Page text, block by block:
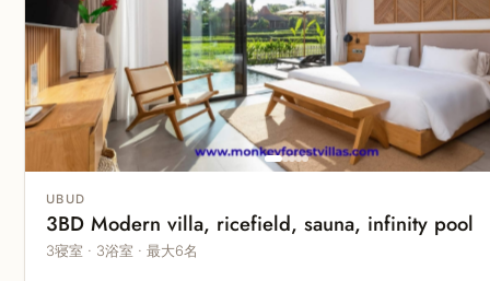
UBUD
3BD Modern villa, ricefield, sauna, infinity pool
3寝室 · 3浴室 · 最大6名